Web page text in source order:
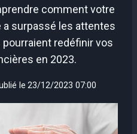
comment votre
a surpassé les attentes
redéfinir vos
en 2023.
le 23/12/2023 07:00